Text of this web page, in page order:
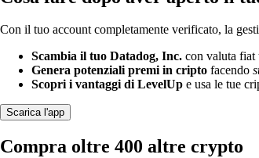
Con il tuo account completamente verificato, la
Scambia il tuo Datadog, Inc. con valuta fiat
Genera potenziali premi in cripto facendo
Scopri i vantaggi di LevelUp e usa le tue
Scarica l'app
Compra oltre 400 altre crypto